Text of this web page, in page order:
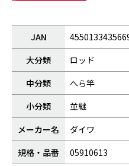
JAN
大分類
ロッド
中分類
へら竿
小分類
並継
メーカー名
ダイワ
規格・品番
05910613